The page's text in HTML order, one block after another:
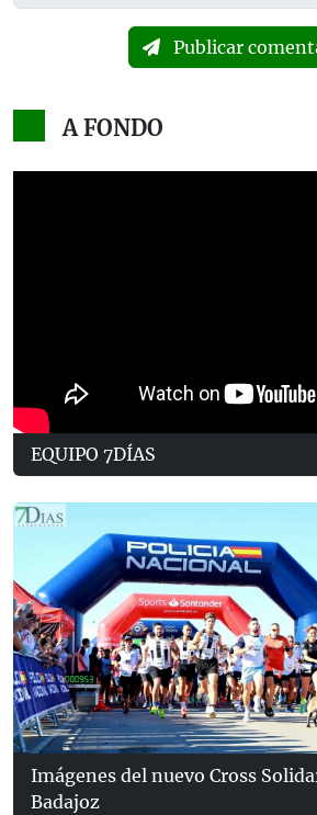
Publicar
A FONDO
EQUIPO 7DÍAS
Imágenes del nuevo Cross
Badajoz